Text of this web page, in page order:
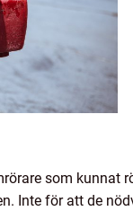
som kunnat
Inte för att de